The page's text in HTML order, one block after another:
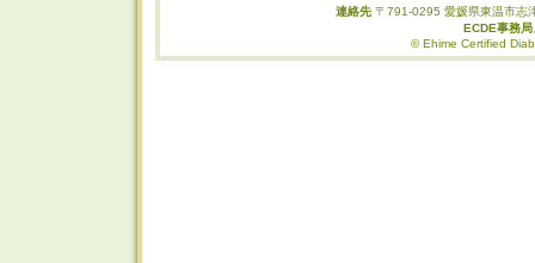
連絡先 〒791-0295 愛媛県東温市志
ECDE事務
© Ehime Certified